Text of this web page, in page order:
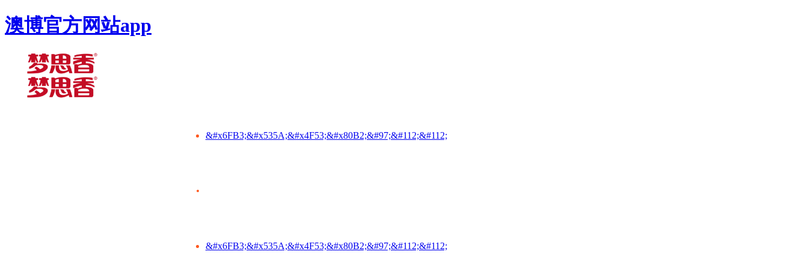
澳博官方网站app
&#x6FB3;&#x535A;&#x4F53;&#x80B2;&#97;&#112;&#112;
&#x6FB3;&#x535A;&#x4F53;&#x80B2;&#97;&#112;&#112;